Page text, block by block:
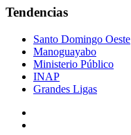
Tendencias
Santo Domingo Oeste
Manoguayabo
Ministerio Público
INAP
Grandes Ligas